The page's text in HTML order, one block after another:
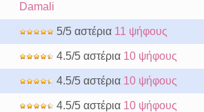
Damali
5/5 αστέρια 11 ψήφους
4.5/5 αστέρια 10 ψήφους
4.5/5 αστέρια 10 ψήφους
4.5/5 αστέρια 10 ψήφους